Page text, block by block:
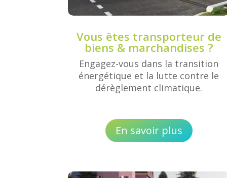
Vous êtes transporteur de
biens & marchandises ?
Engagez-vous dans la transition
énergétique et la lutte contre le
dérèglement climatique.
En savoir plus